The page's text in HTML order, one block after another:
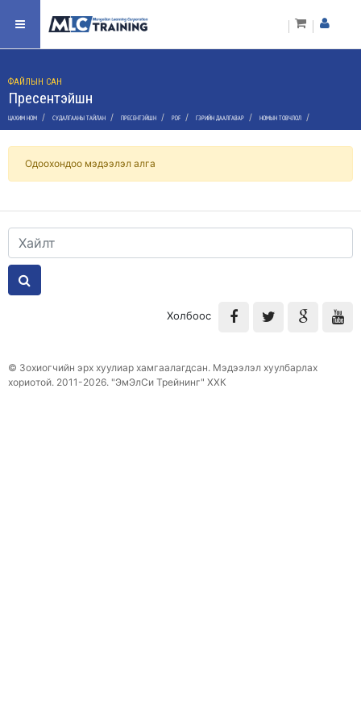
ФАЙЛЫН САН
Пресентэйшн
ЦАХИМ НОМ / СУДАЛГААНЫ ТАЙЛАН / ПРЕСЕНТЭЙШН / PDF / ГЭРИЙН ДААЛГАВАР / НОМЫН ТОВЧЛОЛ /
Одоохондоо мэдээлэл алга
Холбоос
© Зохиогчийн эрх хуулиар хамгаалагдсан. Мэдээлэл хуулбарлах
хориотой. 2011-2026. "ЭмЭлСи Трейнинг" ХХК